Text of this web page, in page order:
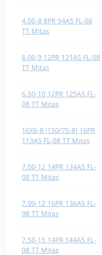
4.00-8 8PR 94A5 FL-08
TT Mitas
6.00-9 12PR 121A5 FL-08
TT Mitas
6.50-10 12PR 125A5 FL-
08 TT Mitas
16X6-8 (150/75-8) 16PR
113A5 FL-08 TT Mitas
7.00-12 14PR 134A5 FL-
08 TT Mitas
7.00-12 16PR 136A5 FL-
08 TT Mitas
7.50-15 14PR 144A5 FL-
08 TT Mitas